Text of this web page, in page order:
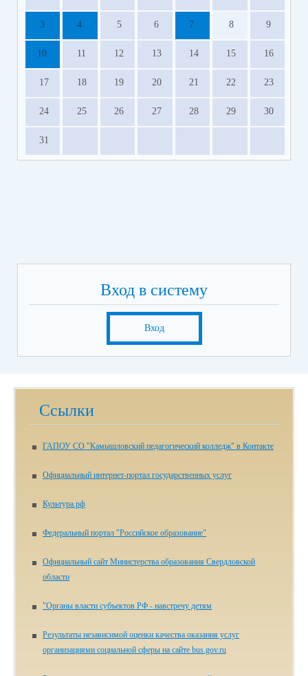
3 4 5 6 7 8 9
10 11 12 13 14 15 16
17 18 19 20 21 22 23
24 25 26 27 28 29 30
31
Вход в систему
Вход
Ссылки
ГАПОУ СО "Камышловский педагогический колледж" в Контакте
Официальный интернет-портал государственных услуг
Культура.рф
Федеральный портал "Российское образование"
Официальный сайт Министерства образования Свердловской
области
"Органы власти субъектов РФ - навстречу детям
Результаты независимой оценки качества оказания услуг
организациями социальной сферы на сайте bus.gov.ru